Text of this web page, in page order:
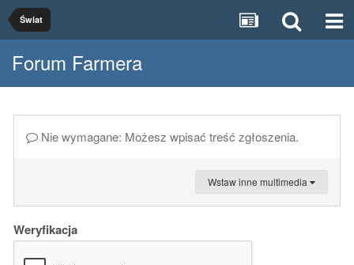
Świat
Forum Farmera
Nie wymagane: Możesz wpisać treść zgłoszenia.
Wstaw inne multimedia
Weryfikacja